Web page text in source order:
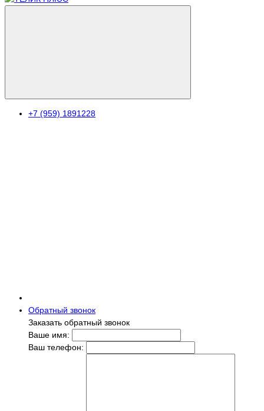
+7 (959) 1891228
Обратный звонок
Заказать обратный звонок
Ваше имя:
Ваш телефон: